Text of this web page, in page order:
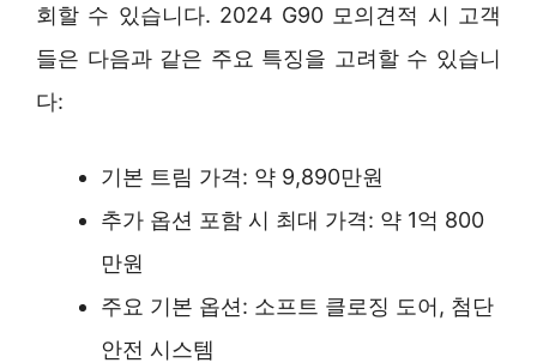
회할 수 있습니다. 2024 G90 모의견적 시 고객
들은 다음과 같은 주요 특징을 고려할 수 있습니
다:
기본 트림 가격: 약 9,890만원
추가 옵션 포함 시 최대 가격: 약 1억 800
만원
주요 기본 옵션: 소프트 클로징 도어, 첨단
안전 시스템